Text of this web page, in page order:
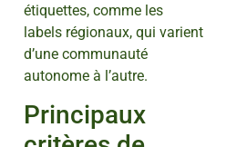
étiquettes, comme les
labels régionaux, qui varient
d’une communauté
autonome à l’autre.
Principaux